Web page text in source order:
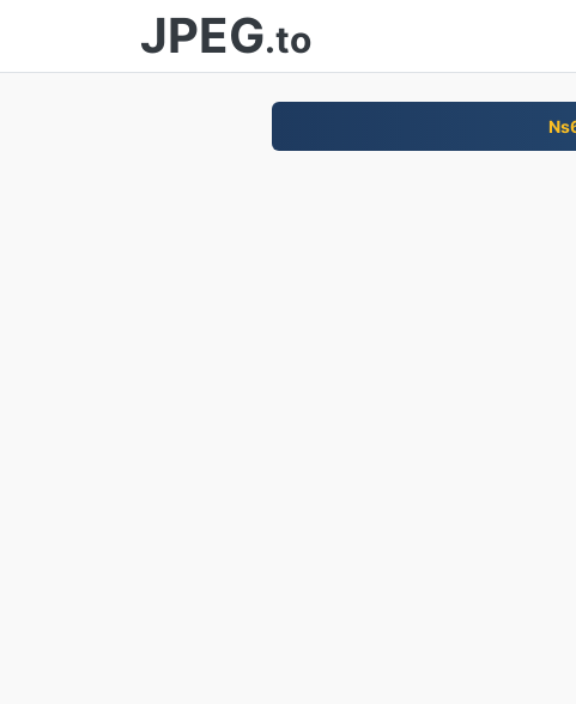
JPEG.to